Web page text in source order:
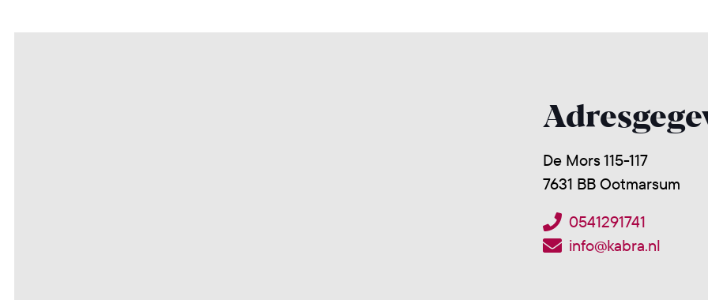
De Mors 115-117
7631 BB Ootmarsum
0541291741
info@kabra.nl